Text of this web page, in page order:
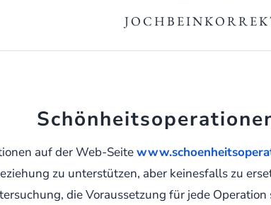
auf der Web-Seite
zu unterstützen, aber keinesfalls zu
die Voraussetzung für jede